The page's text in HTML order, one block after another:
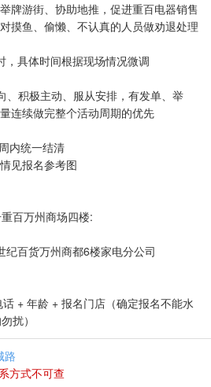
牌游街、协助地推，促进重百电器销售
摸鱼、偷懒、不认真的人员做劝退处理
具体时间根据现场情况微调
、积极主动、服从安排，有发单、举
连续做完整个活动周期的优先
内统一结清
见报名参考图
百万州商场四楼:
百货万州商都6楼家电分公司
+ 年龄 + 报名门店（确定报名不能水
扰）
路
方式不可查